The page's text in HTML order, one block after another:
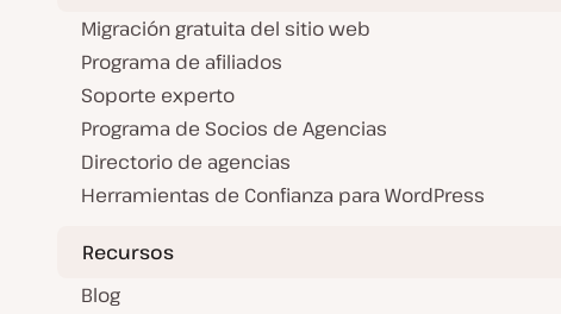
Migración gratuita del sitio web
Programa de afiliados
Soporte experto
Programa de Socios de Agencias
Directorio de agencias
Herramientas de Confianza para WordPress
Recursos
Blog